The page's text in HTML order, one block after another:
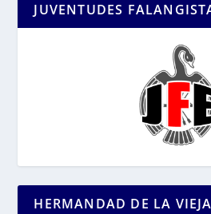
JUVENTUDES
HERMANDAD DE LA